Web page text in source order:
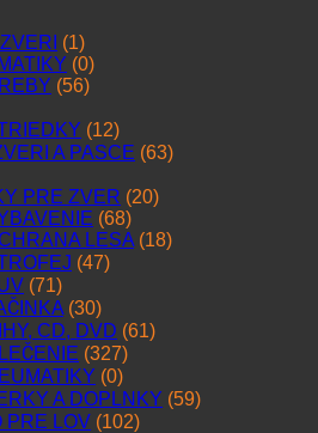
(1)
(0)
(56)
(12)
A PASCE (63)
PRE ZVER (20)
(68)
LESA (18)
(47)
(71)
(30)
CD, DVD (61)
(327)
(0)
A DOPLNKY (59)
PRE LOV (102)